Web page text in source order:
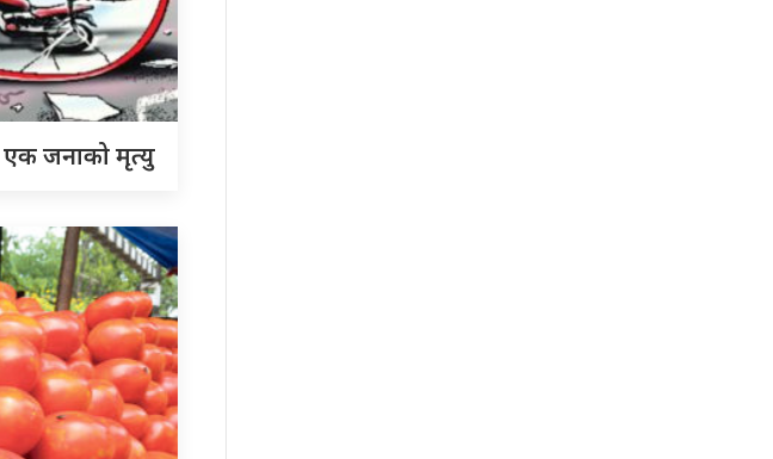
जनाको मृत्यु